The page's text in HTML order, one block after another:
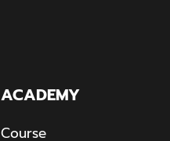
ACADEMY
Course